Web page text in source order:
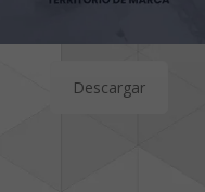
Descargar